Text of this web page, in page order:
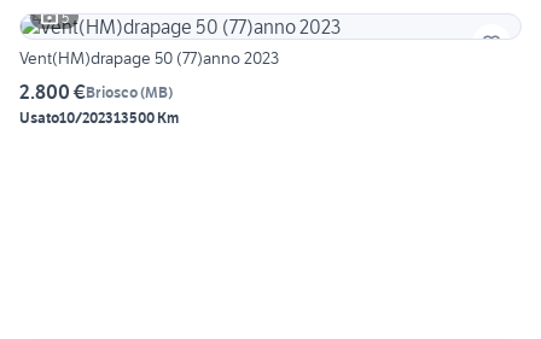
5
Vent(HM)drapage 50 (77)anno 2023
2.800 €Briosco(MB)
Usato10/202313500 Km